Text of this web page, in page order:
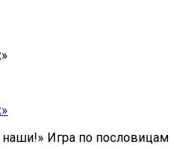
Игра по пословицам